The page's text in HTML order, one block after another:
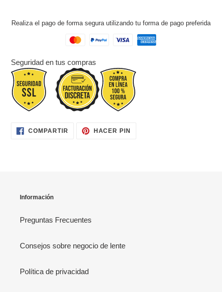
Realiza el pago de forma segura utilizando tu forma de pago preferida
Seguridad en tus compras
COMPARTIR COMPARTIRHACER PIN
Información
Preguntas Frecuentes
Consejos sobre negocio de lente
Política de privacidad